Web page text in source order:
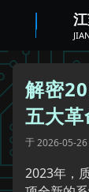
解密
五大
于2026-05-
2023年，